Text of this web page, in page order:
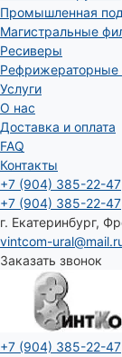
Промышленная
Магистральные
Ресиверы
Рефрижераторные
Услуги
О нас
Доставка и оплата
FAQ
Контакты
+7 (904) 385-22-47
+7 (904) 385-22-47
г. Екатеринбург,
vintcom-
Заказать звонок
+7 (904) 385-22-47